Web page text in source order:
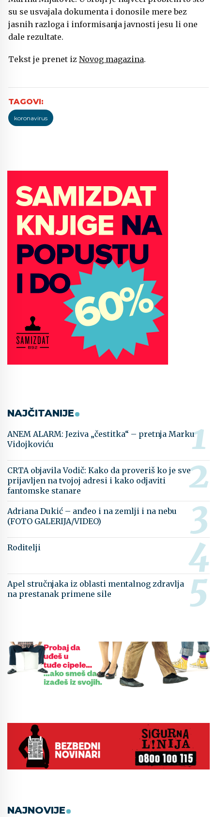
su se usvajala dokumenta i donosile mere bez
jasnih razloga i informisanja javnosti jesu li one
dale rezultate.
Tekst je prenet iz Novog magazina.
koronavirus
NAJČITANIJE
ANEM ALARM: Jeziva „čestitka“ – pretnja Marku
Vidojkoviću
CRTA objavila Vodič: Kako da proveriš ko je sve
prijavljen na tvojoj adresi i kako odjaviti
fantomske stanare
Adriana Dukić – anđeo i na zemlji i na nebu
(FOTO GALERIJA/VIDEO)
Roditelji
Apel stručnjaka iz oblasti mentalnog zdravlja
na prestanak primene sile
NAJNOVIJE